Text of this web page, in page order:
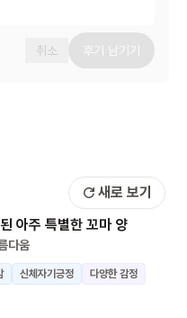
취소 후기 남기기
새로 보기
아주 특별한 꼬마 양
다움
신체자기긍정 다양한 감정